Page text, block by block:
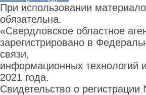
При использовании
обязательна.
«Свердловское областное
зарегистрировано в
связи,
информационных технологий
2021 года.
Свидетельство о